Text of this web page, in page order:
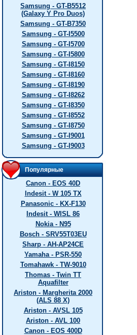
Samsung - GT-B5512
(Galaxy Y Pro Duos)
Samsung - GT-B7350
Samsung - GT-I5500
Samsung - GT-I5700
Samsung - GT-I5800
Samsung - GT-I8150
Samsung - GT-I8160
Samsung - GT-I8190
Samsung - GT-I8262
Samsung - GT-I8350
Samsung - GT-I8552
Samsung - GT-I8750
Samsung - GT-I9001
Samsung - GT-I9003
Популярные
Canon - EOS 40D
Indesit - W 105 TX
Panasonic - KX-F130
Indesit - WISL 86
Nokia - N95
Bosch - SRV55T03EU
Sharp - AH-AP24CE
Yamaha - PSR-550
Tomahawk - TW-9010
Thomas - Twin TT
Aquafilter
Ariston - Margherita 2000
(ALS 88 X)
Ariston - AVSL 105
Ariston - AVL 100
Canon - EOS 400D